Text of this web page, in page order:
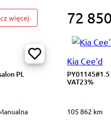
23%
więcej : PY44082#62kWh N-
72
PL
Kia Cee’d
VAT23%
105 862 km